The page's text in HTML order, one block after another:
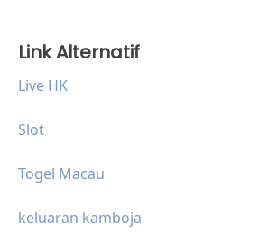
Link Alternatif
Live HK
Slot
Togel Macau
keluaran kamboja